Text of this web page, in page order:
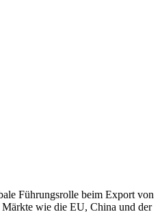
Führungsrolle beim Export von
wie die EU, China und der